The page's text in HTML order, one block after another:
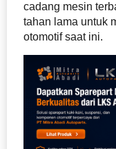
cadang mesin
tahan lama untuk
otomotif saat ini.